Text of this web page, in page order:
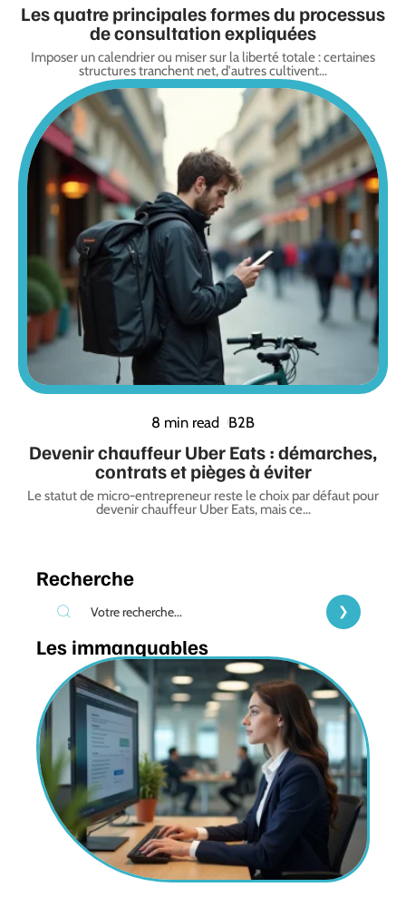
Les quatre principales formes du processus
de consultation expliquées
Imposer un calendrier ou miser sur la liberté totale : certaines
structures tranchent net, d'autres cultivent…
8 min read B2B
Devenir chauffeur Uber Eats : démarches,
contrats et pièges à éviter
Le statut de micro-entrepreneur reste le choix par défaut pour
devenir chauffeur Uber Eats, mais ce…
Recherche
Les immanquables